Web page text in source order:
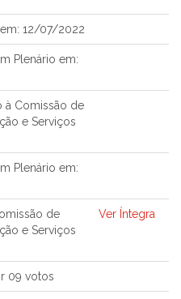
12/07/2022
Plenário em:
à Comissão de
e Serviços
Plenário em:
de
e Serviços
Ver Íntegra
09 votos